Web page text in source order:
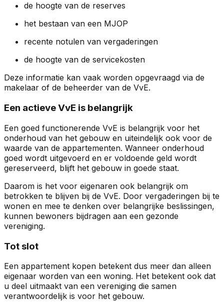
de hoogte van de reserves
het bestaan van een MJOP
recente notulen van vergaderingen
de hoogte van de servicekosten
Deze informatie kan vaak worden opgevraagd via de
makelaar of de beheerder van de VvE.
Een actieve VvE is belangrijk
Een goed functionerende VvE is belangrijk voor het
onderhoud van het gebouw en uiteindelijk ook voor de
waarde van de appartementen. Wanneer onderhoud
goed wordt uitgevoerd en er voldoende geld wordt
gereserveerd, blijft het gebouw in goede staat.
Daarom is het voor eigenaren ook belangrijk om
betrokken te blijven bij de VvE. Door vergaderingen bij te
wonen en mee te denken over belangrijke beslissingen,
kunnen bewoners bijdragen aan een gezonde
vereniging.
Tot slot
Een appartement kopen betekent dus meer dan alleen
eigenaar worden van een woning. Het betekent ook dat
u deel uitmaakt van een vereniging die samen
verantwoordelijk is voor het gebouw.